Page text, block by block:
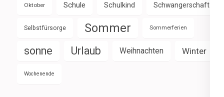
Oktober Schule Schulkind Schwangerschaft
Selbstfürsorge Sommer Sommerferien
sonne Urlaub Weihnachten Winter
Wochenende